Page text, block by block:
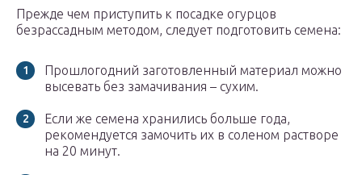
Прежде чем приступить к посадке огурцов
безрассадным методом, следует подготовить семена:
Прошлогодний заготовленный материал можно
высевать без замачивания – сухим.
Если же семена хранились больше года,
рекомендуется замочить их в соленом растворе
на 20 минут.